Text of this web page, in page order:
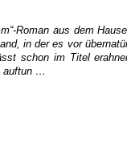
Roman aus dem
in der es vor
schon im Titel
auftun …